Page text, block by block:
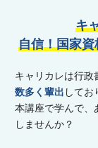
キ
自信！国家資
キャリカレは行政
数多く輩出 してお
本講座で学んで、
しませんか？